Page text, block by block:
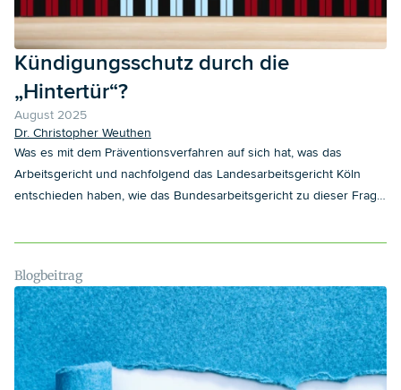
Kündigungsschutz durch die
„Hintertür“?
August 2025
Dr. Christopher Weuthen
Was es mit dem Präventionsverfahren auf sich hat, was das
Arbeitsgericht und nachfolgend das Landesarbeitsgericht Köln
entschieden haben, wie das Bundesarbeitsgericht zu dieser Frage
Blogbeitrag